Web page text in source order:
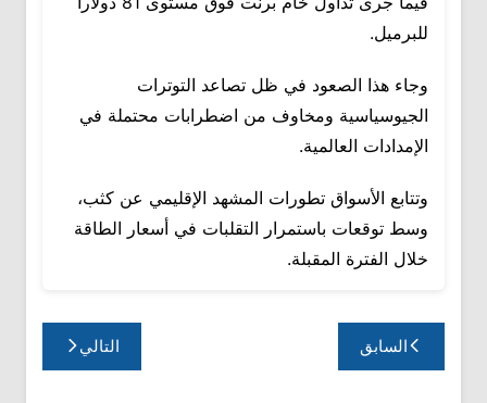
للبرميل.
وجاء هذا الصعود في ظل تصاعد التوترات
الجيوسياسية ومخاوف من اضطرابات محتملة في
الإمدادات العالمية.
وتتابع الأسواق تطورات المشهد الإقليمي عن كثب،
وسط توقعات باستمرار التقلبات في أسعار الطاقة
خلال الفترة المقبلة.
تصفّح
المقالات
السابق التالي